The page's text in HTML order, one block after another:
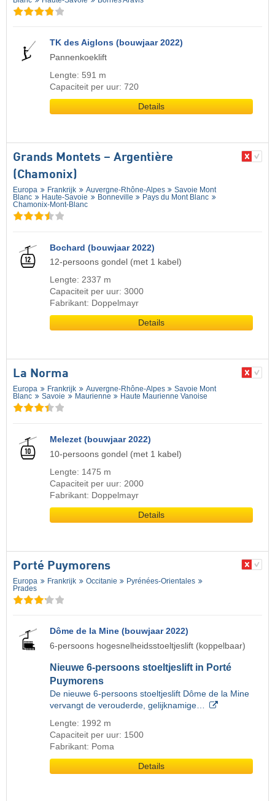
TK des Aiglons (bouwjaar 2022)
Pannenkoeklift
Lengte: 591 m
Capaciteit per uur: 720
Details
Grands Montets – Argentière
(Chamonix)
Europa Frankrijk Auvergne-Rhône-Alpes
Savoie Mont
Blanc
Haute-Savoie Bonneville
Pays du Mont Blanc
Chamonix-Mont-Blanc
Bochard (bouwjaar 2022)
12-persoons gondel (met 1 kabel)
Lengte: 2337 m
Capaciteit per uur: 3000
Fabrikant: Doppelmayr
Details
La Norma
Europa Frankrijk Auvergne-Rhône-Alpes
Savoie Mont
Blanc
Savoie Maurienne Haute Maurienne Vanoise
Melezet (bouwjaar 2022)
10-persoons gondel (met 1 kabel)
Lengte: 1475 m
Capaciteit per uur: 2000
Fabrikant: Doppelmayr
Details
Porté Puymorens
Europa Frankrijk Occitanie
Pyrénées-Orientales
Prades
Dôme de la Mine (bouwjaar 2022)
6-persoons hogesnelheidsstoeltjeslift (koppelbaar)
Nieuwe 6-persoons stoeltjeslift in Porté
Puymorens
De nieuwe 6-persoons stoeltjeslift Dôme de la Mine
vervangt de verouderde, gelijknamige…
Lengte: 1992 m
Capaciteit per uur: 1500
Fabrikant: Poma
Details